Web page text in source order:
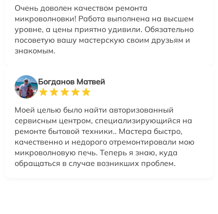
Очень доволен качеством ремонта
микроволновки! Работа выполнена на высшем
уровне, а цены приятно удивили. Обязательно
посоветую вашу мастерскую своим друзьям и
знакомым.
Богданов Матвей
Моей целью было найти авторизованный
сервисным центром, специализирующийся на
ремонте бытовой техники.. Мастера быстро,
качественно и недорого отремонтировали мою
микроволновую печь. Теперь я знаю, куда
обращаться в случае возникших проблем.